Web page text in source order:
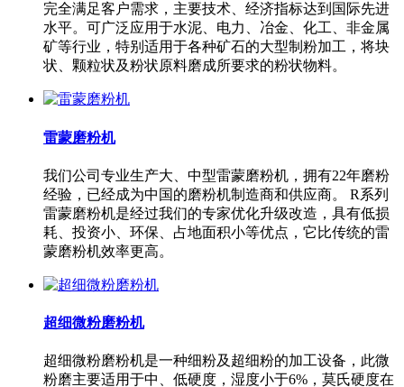
完全满足客户需求，主要技术、经济指标达到国际先进
水平。可广泛应用于水泥、电力、冶金、化工、非金属
矿等行业，特别适用于各种矿石的大型制粉加工，将块
状、颗粒状及粉状原料磨成所要求的粉状物料。
雷蒙磨粉机
我们公司专业生产大、中型雷蒙磨粉机，拥有22年磨粉
经验，已经成为中国的磨粉机制造商和供应商。 R系列
雷蒙磨粉机是经过我们的专家优化升级改造，具有低损
耗、投资小、环保、占地面积小等优点，它比传统的雷
蒙磨粉机效率更高。
超细微粉磨粉机
超细微粉磨粉机是一种细粉及超细粉的加工设备，此微
粉磨主要适用于中、低硬度，湿度小于6%，莫氏硬度在